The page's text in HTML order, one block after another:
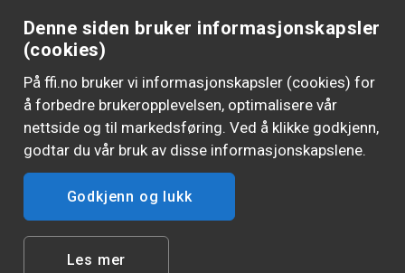
Denne siden bruker informasjonskapsler
(cookies)
På ffi.no bruker vi informasjonskapsler (cookies) for
å forbedre brukeropplevelsen, optimalisere vår
nettside og til markedsføring. Ved å klikke godkjenn,
godtar du vår bruk av disse informasjonskapslene.
Godkjenn og lukk
Les mer
FØLG OSS